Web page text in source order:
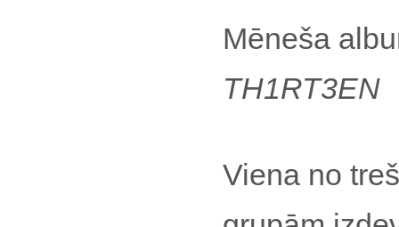
Mēneša
TH1RT3EN
Viena no